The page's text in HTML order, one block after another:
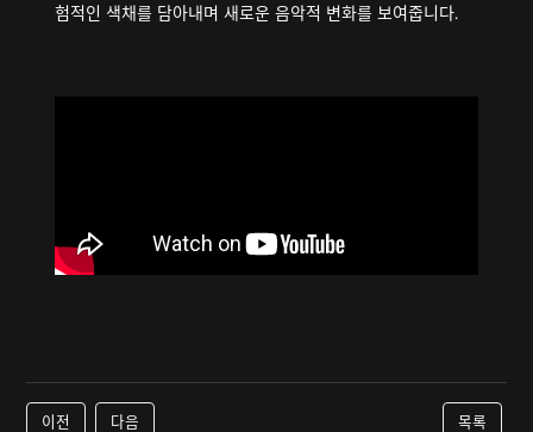
험적인 색채를 담아내며 새로운 음악적 변화를 보여줍니다.
이전 다음 목록